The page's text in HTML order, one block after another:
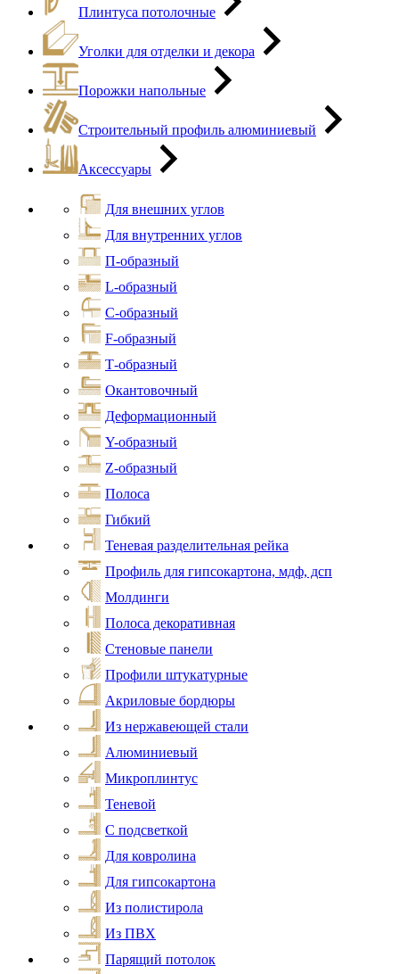
Плинтуса потолочные
Уголки для отделки и декора
Порожки напольные
Строительный профиль алюминиевый
Аксессуары
Для внешних углов
Для внутренних углов
П-образный
L-образный
С-образный
F-образный
Т-образный
Окантовочный
Деформационный
Y-образный
Z-образный
Полоса
Гибкий
Теневая разделительная рейка
Профиль для гипсокартона, мдф, дсп
Молдинги
Полоса декоративная
Стеновые панели
Профили штукатурные
Акриловые бордюры
Из нержавеющей стали
Алюминиевый
Микроплинтус
Теневой
С подсветкой
Для ковролина
Для гипсокартона
Из полистирола
Из ПВХ
Парящий потолок